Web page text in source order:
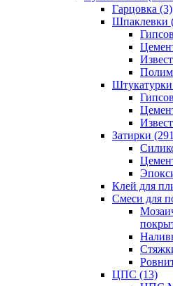
Гарцовка (3)
Шпаклевки
Затирки
Клей для
Смеси для
ЦПС (13)